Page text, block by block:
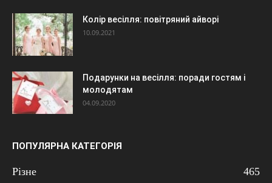
Колір весілля: повітряний айворі
10.09.2021
Подарунки на весілля: поради гостям і
молодятам
04.09.2020
ПОПУЛЯРНА КАТЕГОРІЯ
Різне
465